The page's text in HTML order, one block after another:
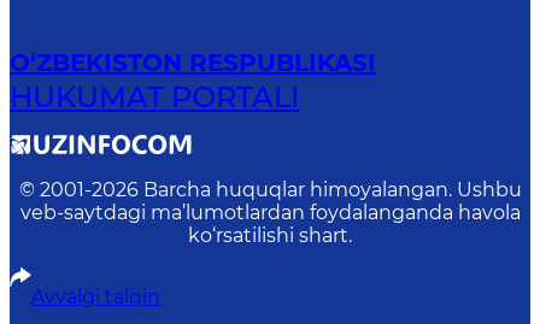
O‘ZBEKISTON RESPUBLIKASI
HUKUMAT PORTALI
© 2001-2026 Barcha huquqlar himoyalangan. Ushbu
veb-saytdagi ma’lumotlardan foydalanganda havola
ko‘rsatilishi shart.
Avvalgi talqin